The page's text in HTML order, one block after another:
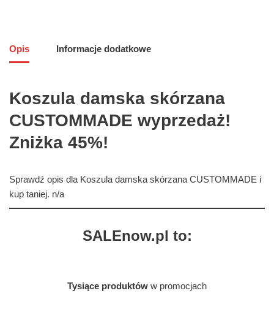
Opis Informacje dodatkowe
Koszula damska skórzana
CUSTOMMADE wyprzedaż!
Zniżka 45%!
Sprawdź opis dla Koszula damska skórzana CUSTOMMADE i
kup taniej. n/a
SALEnow.pl to:
Tysiące produktów w promocjach